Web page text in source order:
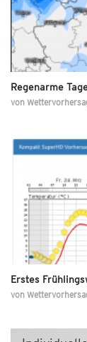
Regenarme
von
Erstes
von